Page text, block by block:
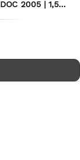
2005 | 1,5...